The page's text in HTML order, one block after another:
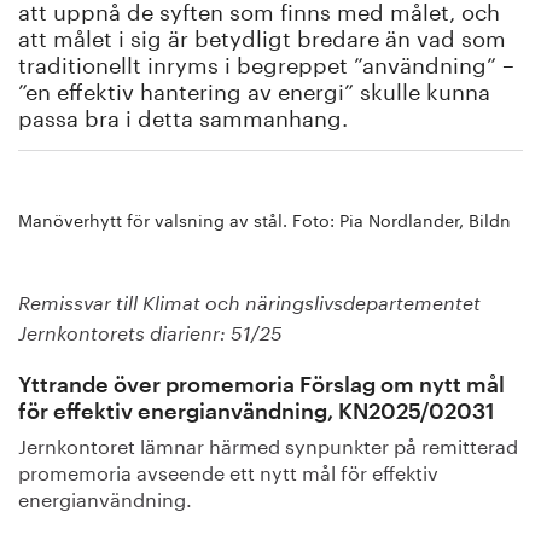
att uppnå de syften som finns med målet, och
att målet i sig är betydligt bredare än vad som
traditionellt inryms i begreppet ”användning” –
”en effektiv hantering av energi” skulle kunna
passa bra i detta sammanhang.
Manöverhytt för valsning av stål. Foto: Pia Nordlander, Bildn
Remissvar till Klimat och näringslivsdepartementet
Jernkontorets diarienr: 51/25
Yttrande över promemoria Förslag om nytt mål
för effektiv energianvändning, KN2025/02031
Jernkontoret lämnar härmed synpunkter på remitterad
promemoria avseende ett nytt mål för effektiv
energianvändning.